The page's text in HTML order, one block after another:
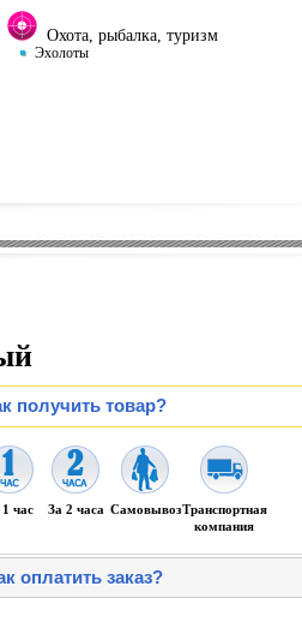
Охота, рыбалка, туризм
Эхолоты
получить товар?
1 час За 2 часа СамовывозТранспортная
компания
оплатить заказ?